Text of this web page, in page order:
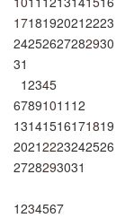
17181920212223
24252627282930
31
12345
67891011 12
13141516171819
20212223242526
2728293031
1234567